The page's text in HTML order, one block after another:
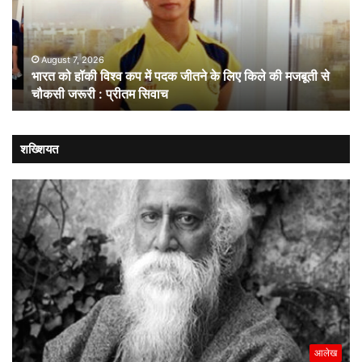
कप
में
पदक
जीतने
के
लिए
किले
मजबूती
से
चौकसी
जरूरी
:
प्रीतम
सिवाच
August 7, 2026
भारत को हॉकी विश्व कप में पदक जीतने के लिए किले की मजबूती से
चौकसी जरूरी : प्रीतम सिवाच
शख्शियत
आलेख